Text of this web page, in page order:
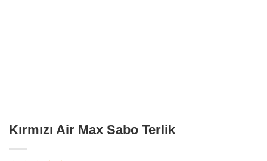
Kırmızı Air Max Sabo Terlik